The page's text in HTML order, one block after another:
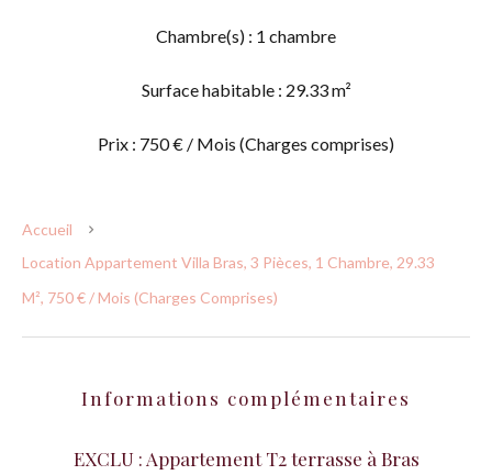
Chambre(s) : 1 chambre
Surface habitable : 29.33 m²
Prix : 750 € / Mois (Charges comprises)
Accueil
Location Appartement Villa Bras, 3 Pièces, 1 Chambre, 29.33
M², 750 € / Mois (Charges Comprises)
Informations complémentaires
EXCLU : Appartement T2 terrasse à Bras